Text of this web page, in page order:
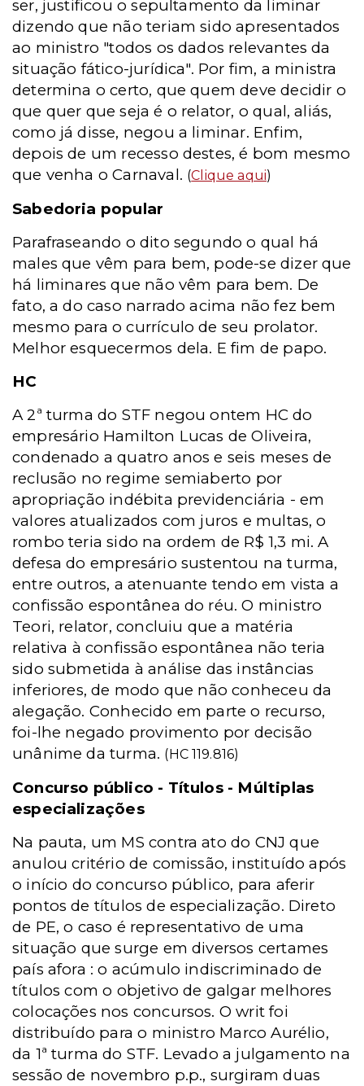
ser, justificou o sepultamento da liminar
dizendo que não teriam sido apresentados
ao ministro "todos os dados relevantes da
situação fático-jurídica". Por fim, a ministra
determina o certo, que quem deve decidir o
que quer que seja é o relator, o qual, aliás,
como já disse, negou a liminar. Enfim,
depois de um recesso destes, é bom mesmo
que venha o Carnaval. (Clique aqui)
Sabedoria popular
Parafraseando o dito segundo o qual há
males que vêm para bem, pode-se dizer que
há liminares que não vêm para bem. De
fato, a do caso narrado acima não fez bem
mesmo para o currículo de seu prolator.
Melhor esquecermos dela. E fim de papo.
HC
A 2ª turma do STF negou ontem HC do
empresário Hamilton Lucas de Oliveira,
condenado a quatro anos e seis meses de
reclusão no regime semiaberto por
apropriação indébita previdenciária - em
valores atualizados com juros e multas, o
rombo teria sido na ordem de R$ 1,3 mi. A
defesa do empresário sustentou na turma,
entre outros, a atenuante tendo em vista a
confissão espontânea do réu. O ministro
Teori, relator, concluiu que a matéria
relativa à confissão espontânea não teria
sido submetida à análise das instâncias
inferiores, de modo que não conheceu da
alegação. Conhecido em parte o recurso,
foi-lhe negado provimento por decisão
unânime da turma. (HC 119.816)
Concurso público - Títulos - Múltiplas
especializações
Na pauta, um MS contra ato do CNJ que
anulou critério de comissão, instituído após
o início do concurso público, para aferir
pontos de títulos de especialização. Direto
de PE, o caso é representativo de uma
situação que surge em diversos certames
país afora : o acúmulo indiscriminado de
títulos com o objetivo de galgar melhores
colocações nos concursos. O writ foi
distribuído para o ministro Marco Aurélio,
da 1ª turma do STF. Levado a julgamento na
sessão de novembro p.p., surgiram duas